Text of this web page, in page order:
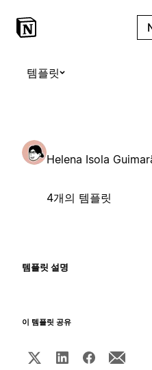
템플릿
Helena Isola
4개의 템플릿
템플릿 설명
이 템플릿 공유